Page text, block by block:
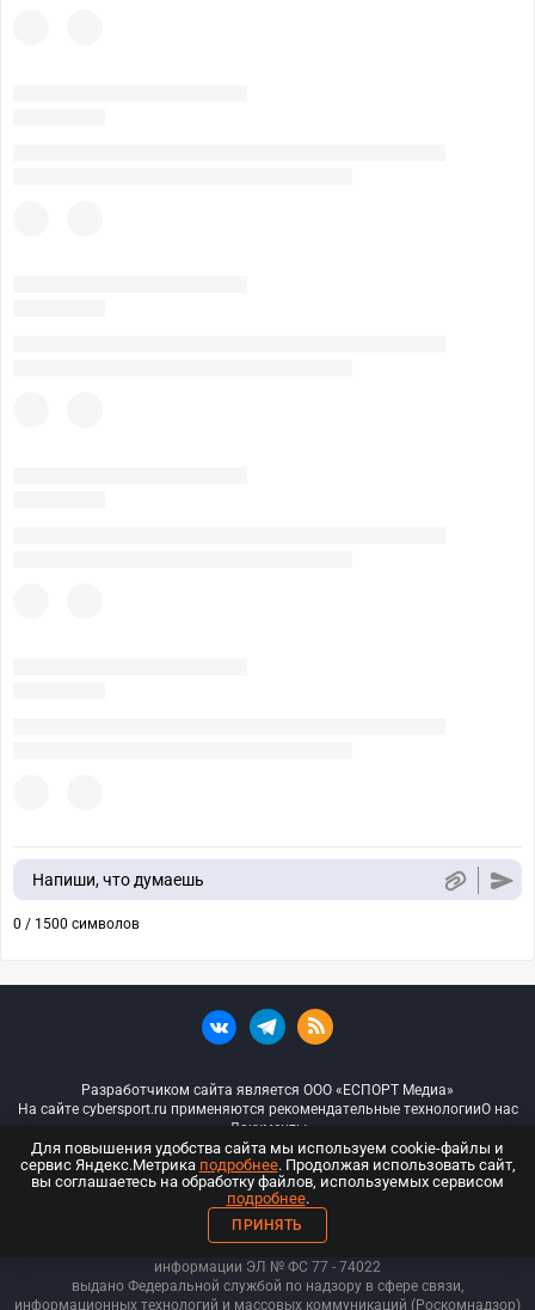
Напиши, что думаешь
0 / 1500 символов
Разработчиком сайта является ООО «ЕСПОРТ Медиа»
На сайте cybersport.ru применяются рекомендательные технологииО нас
Документы
© ООО «Киберспорт.ру» — Все права защищены
18+
ООО «Киберспорт.ру». Свидетельство о регистрации средств массовой
информации ЭЛ № ФС 77 - 74022
выдано Федеральной службой по надзору в сфере связи,
информационных технологий и массовых коммуникаций (Роскомнадзор)
Для повышения удобства сайта мы используем cookie-файлы и
сервис Яндекс.Метрика подробнее. Продолжая использовать сайт,
вы соглашаетесь на обработку файлов, используемых сервисом
подробнее.
ПРИНЯТЬ